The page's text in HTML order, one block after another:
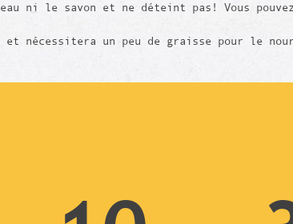
ni le savon et ne déteint pas! Vous
nécessitera un peu de graisse pour le